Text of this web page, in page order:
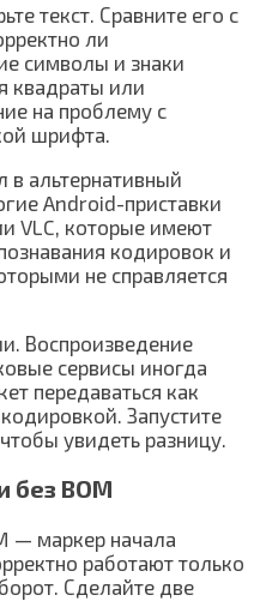
текст. Сравните его с
ли
символы и знаки
квадраты или
на проблему с
шрифта.
в альтернативный
Android-приставки
VLC, которые имеют
кодировок и
не справляется
Воспроизведение
сервисы иногда
передаваться как
Запустите
увидеть разницу.
без BOM
— маркер начала
работают только
Сделайте две